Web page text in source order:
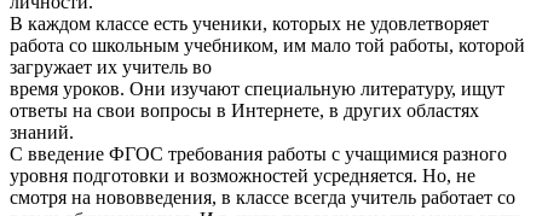
В каждом классе есть ученики, которых не удовлетворяет
работа со школьным учебником, им мало той работы, которой
загружает их учитель во
время уроков. Они изучают специальную литературу, ищут
ответы на свои вопросы в Интернете, в других областях
знаний.
С введение ФГОС требования работы с учащимися разного
уровня подготовки и возможностей усредняется. Но, не
смотря на нововведения, в классе всегда учитель работает со